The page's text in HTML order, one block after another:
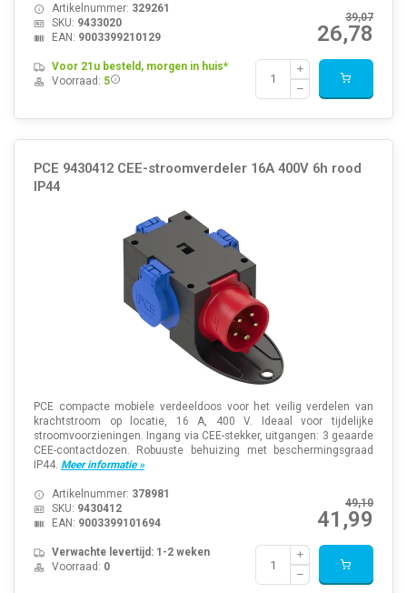
39,07
26,78
Artikelnummer: 329261
SKU: 9433020
EAN: 9003399210129
Voor 21u besteld, morgen in huis*
Voorraad: 5
PCE 9430412 CEE-stroomverdeler 16A 400V 6h rood
IP44
PCE compacte mobiele verdeeldoos voor het veilig verdelen van
krachtstroom op locatie, 16 A, 400 V. Ideaal voor tijdelijke
stroomvoorzieningen. Ingang via CEE-stekker, uitgangen: 3 geaarde
CEE-contactdozen. Robuuste behuizing met beschermingsgraad
IP44. Meer informatie »
49,10
41,99
Artikelnummer: 378981
SKU: 9430412
EAN: 9003399101694
Verwachte levertijd: 1-2 weken
Voorraad: 0